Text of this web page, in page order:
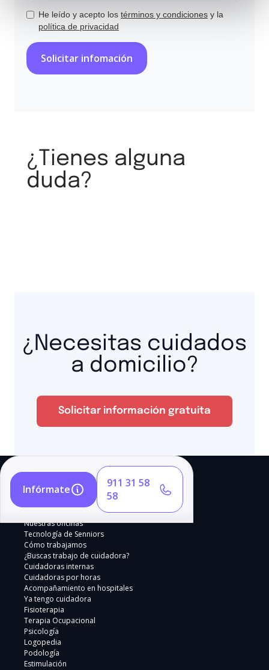
He leído y acepto los términos y condiciones y la
política de privacidad
¿Tienes alguna
duda?
¿Necesitas cuidados
a domicilio?
Solicitar información gratuita
Infórmate
911 31 58
58
Nuestras oficinas
Tecnología de Senniors
Cómo trabajamos
¿Buscas trabajo de cuidadora?
Cuidadoras internas
Cuidadoras por horas
Acompañamiento en hospitales
Ya tengo cuidadora
Fisioterapia
Terapia Ocupacional
Psicología
Logopedia
Podología
Estimulación